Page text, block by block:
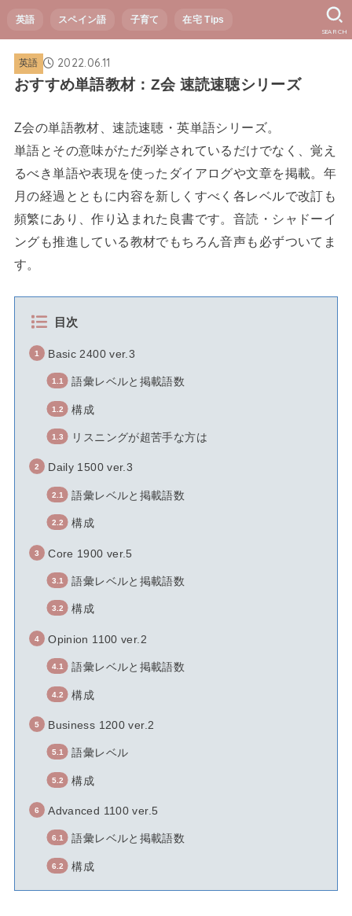
英語 スペイン語 子育て 在宅 Tips
SEARCH
英語 2022.06.11
おすすめ単語教材：Z会 速読速聴シリーズ
Z会の単語教材、速読速聴・英単語シリーズ。
単語とその意味がただ列挙されているだけでなく、覚え
るべき単語や表現を使ったダイアログや文章を掲載。年
月の経過とともに内容を新しくすべく各レベルで改訂も
頻繁にあり、作り込まれた良書です。音読・シャドーイ
ングも推進している教材でもちろん音声も必ずついてま
す。
目次
Basic 2400 ver.3
語彙レベルと掲載語数
構成
リスニングが超苦手な方は
Daily 1500 ver.3
語彙レベルと掲載語数
構成
Core 1900 ver.5
語彙レベルと掲載語数
構成
Opinion 1100 ver.2
語彙レベルと掲載語数
構成
Business 1200 ver.2
語彙レベル
構成
Advanced 1100 ver.5
語彙レベルと掲載語数
構成